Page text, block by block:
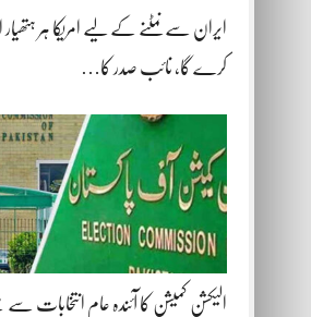
ایران سے نمٹنے کے لیے امریکا ہر ہتھیار
کرے گا، نائب صدر کا…
الیکشن کمیشن کا آئندہ عام انتخابات سے